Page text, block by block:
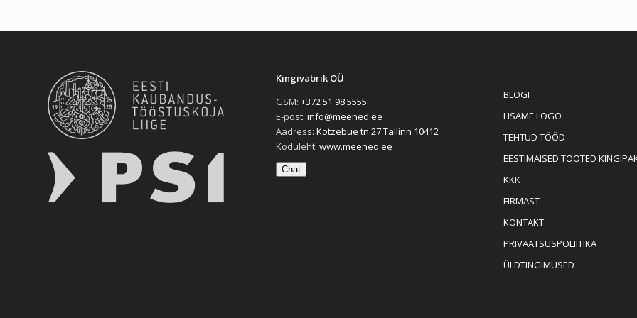
Kingivabrik OÜ
GSM: +372 51 98 5555
E-post: info@meened.ee
Aadress: Kotzebue tn 27 Tallinn 10412
Koduleht: www.meened.ee
Chat
BLOGI
LISAME LOGO
TEHTUD TÖÖD
EESTIMAISED TOOTED
KKK
FIRMAST
KONTAKT
PRIVAATSUSPOLIITIKA
ÜLDTINGIMUSED